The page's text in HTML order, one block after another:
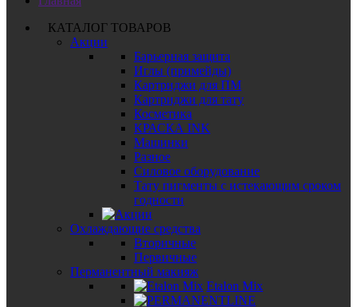
КАТАЛОГ ТОВАРОВ
Акции
Барьерная защита
Иглы (примейды)
Картриджи для ПМ
Картриджи для тату
Косметика
КРАСКА INK
Машинки
Разное
Силовое оборудование
Тату пигменты с истекающим сроком
годности
Охлаждающие средства
Вторичные
Первичные
Перманентный макияж
Etalon Mix